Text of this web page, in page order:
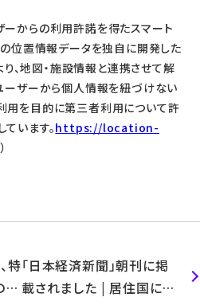
ーからの利用許諾を得たスマート
位置情報データを独自に開発した
、地図・施設情報と連携させて解
ーザーから個人情報を紐づけない
用を目的に第三者利用について許
います。https://location-
）
特
来
「日本経済新聞」朝刊に掲
載されました | 居住国に合